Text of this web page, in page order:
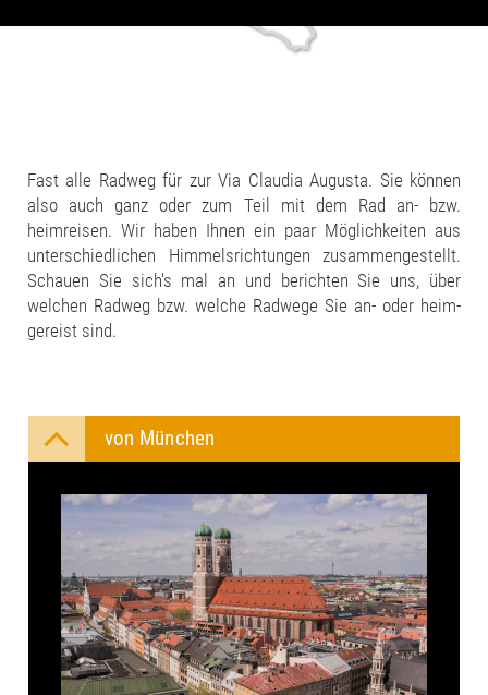
Fast alle Radweg für zur Via Claudia Augusta. Sie können
also auch ganz oder zum Teil mit dem Rad an- bzw.
heimreisen. Wir haben Ihnen ein paar Möglichkeiten aus
unterschiedlichen Himmelsrichtungen zusammengestellt.
Schauen Sie sich's mal an und berichten Sie uns, über
welchen Radweg bzw. welche Radwege Sie an- oder heim-
gereist sind.
von München